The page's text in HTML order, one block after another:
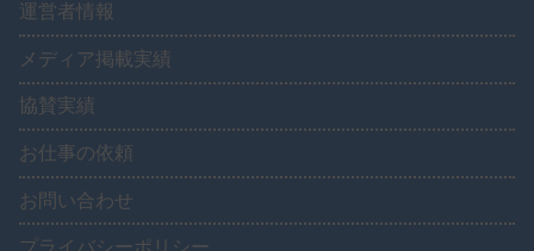
運営者情報
メディア掲載実績
協賛実績
お仕事の依頼
お問い合わせ